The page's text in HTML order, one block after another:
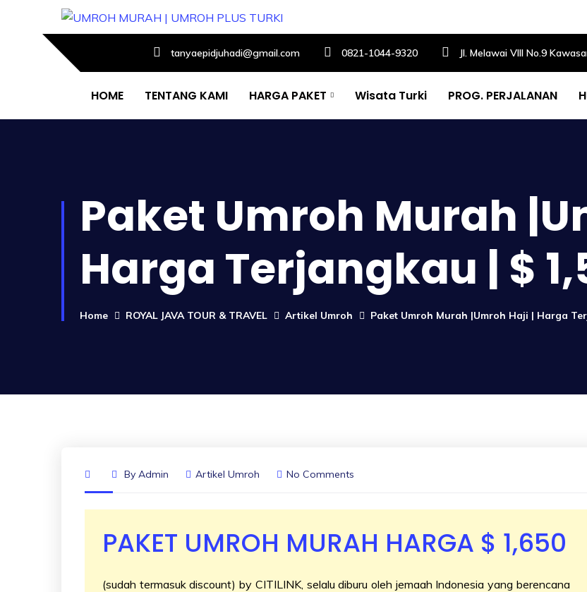
tanyaepidjuhadi@gmail.com 0821-1044-9320 Jl. Melawai VIII No.9
HOME TENTANG KAMI HARGA PAKET Wisata Turki PROG. PERJALANAN
Paket Umroh Murah
Harga Terjangkau | $
Home ROYAL JAVA TOUR & TRAVEL Artikel Umroh Paket Umroh Murah |Umroh Haji | Harga
By Admin Artikel Umroh No Comments
PAKET UMROH MURAH HARGA $ 1,650
(sudah termasuk discount) by CITILINK, selalu diburu oleh jemaah Indonesia yang berencana